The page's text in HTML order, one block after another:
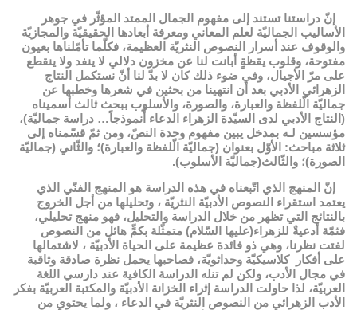
إنّ دراستنا تستند إلى مفهوم الجمال الممتد المؤثّر في جوهر
الأساليب الجماليّة لعلم المعاني ومعرفة أبعادها الحقيقيّة والمجازيّة
والوقوف عند أسرار النصوص النثريّة العظيمة، فكلّما تأمّلناها بعيون
مفتوحة، وقلوب يقظةٍ أبانت لنا عن مخزون دلالي لا ينفد ولا ينقطع
على مرّ الأجيال، وفي ضوء ذلك كان لا بدّ لنا أنّ نستكمل النتاج
الزهرائي الأدبي بعد أن انتهينا من بحثين في شعرها وخطبها عن
جماليّة الّلفظة والعبارة، والصورة، والأسلوب ببحث ثالث أسميناه
(النتاج الأدبي لدى السيّدة الزهراء الدعاء أُنموذجاً… دراسة جماليّة)،
مؤسسين لـه بمدخل يبين مفهوم وحدة النصّ، ومن ثمّ قسّمناه إلى
ثلاثة مباحث: الأوّل بعنوان (جماليّة الّلفظة والعبارة)؛ والثّاني (جماليّة
الصورة)؛ والثّالث(جماليّة الأسلوب).
إنّ المنهج الذي اتّبعناه في هذه الدراسة هو المنهج الفنّي الذي
یعتمد استقراء النصوص الأدبيّة النثريّة ، وتحليلها من أجل الخروج
بالنتائج التي تظهر من خلال الدراسة والتحليل، فهو منهج تحليلي،
فثمّة أدعيةٌ للزهراء(عليها السّلام) متمثّلة بكمٍّ هائل من النصوص
لفتت نظرنا، وهي ذو فائدة عظيمة على الحياة الأدبيّة ، لاشتمالها
على أفكار كلاسيكيّة وحداثويّة، فصاحبها يحمل نظرة صادقة وثاقبة
في مجال الأدب، ولكن لم تنله الدراسة الكافية عند دارسي اللغة
العربيّة، لذا حاولت الدراسة إثراء الخزانة الأدبيّة والمكتبة العربيّة بفكر
الأدب الزهرائي من النصوص النثريّة في الدعاء ، ولما يحتوي من